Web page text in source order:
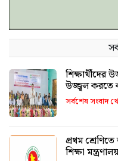
উজ্জ্বল করতে
সর্বশেষ সংবাদ
প্রথম
শিক্ষা মন্ত্রণালয়